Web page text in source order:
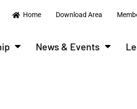
Home Download Area
News & Events